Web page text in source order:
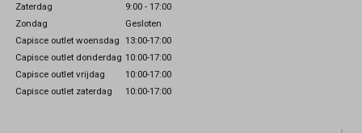
Zaterdag
9:00 - 17:00
Zondag
Gesloten
Capisce outlet woensdag 13:00-17:00
Capisce outlet donderdag 10:00-17:00
Capisce outlet vrijdag
10:00-17:00
Capisce outlet zaterdag
10:00-17:00